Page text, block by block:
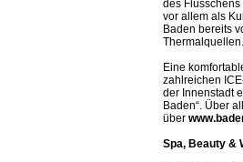
des
vor allem als
Baden bereits
Thermalquellen.
Eine
zahlreichen
der Innenstadt
Baden“. Über
über
Spa, Beauty &